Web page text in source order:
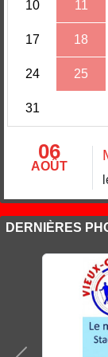
10 11
17 18
24 25
31
06
AOÛT
DERNIÈRES